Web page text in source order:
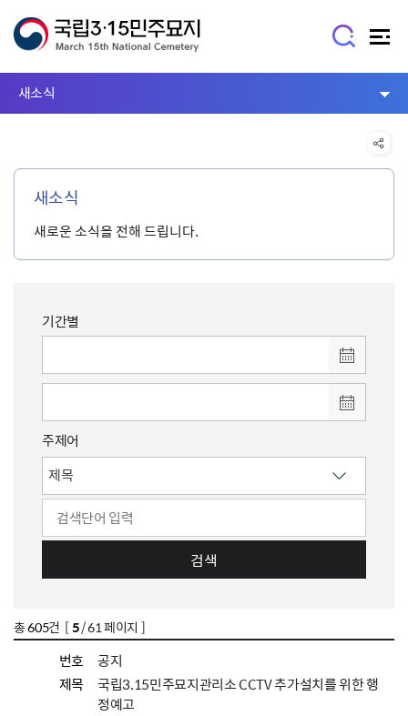
새소식
새소식
새로운 소식을 전해 드립니다.
기간별
주제어
검색
총605건 [5/ 61 페이지 ]
번호
공지
제목
국립3.15민주묘지관리소 CCTV 추가설치를 위한 행
정예고